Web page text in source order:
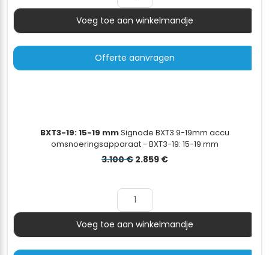
Aantal
Voeg toe aan winkelmandje
Offerte aanvragen
BXT3-19: 15-19 mmSignode BXT3 9-19mm accu
omsnoeringsapparaat - BXT3-19: 15-19 mm
3.100€ Oorspronkelijke
3.100 €.
2.859 €Huidige
Aantal
Voeg toe aan winkelmandje